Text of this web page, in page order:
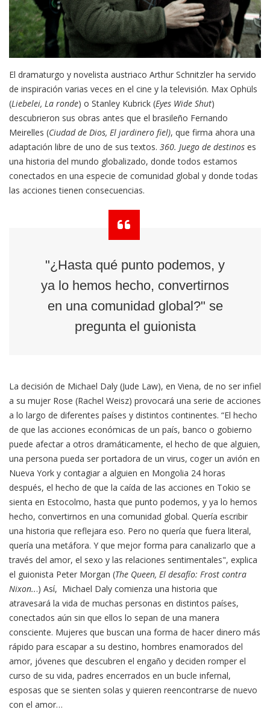
El dramaturgo y novelista austriaco Arthur Schnitzler ha servido
de inspiración varias veces en el cine y la televisión. Max Ophüls
(Liebelei, La ronde) o Stanley Kubrick (Eyes Wide Shut)
descubrieron sus obras antes que el brasileño Fernando
Meirelles (Ciudad de Dios, El jardinero fiel), que firma ahora una
adaptación libre de uno de sus textos. 360. Juego de destinos es
una historia del mundo globalizado, donde todos estamos
conectados en una especie de comunidad global y donde todas
las acciones tienen consecuencias.
"¿Hasta qué punto podemos, y
ya lo hemos hecho, convertirnos
en una comunidad global?" se
pregunta el guionista
La decisión de Michael Daly (Jude Law), en Viena, de no ser infiel
a su mujer Rose (Rachel Weisz) provocará una serie de acciones
a lo largo de diferentes países y distintos continentes. “El hecho
de que las acciones económicas de un país, banco o gobierno
puede afectar a otros dramáticamente, el hecho de que alguien,
una persona pueda ser portadora de un virus, coger un avión en
Nueva York y contagiar a alguien en Mongolia 24 horas
después, el hecho de que la caída de las acciones en Tokio se
sienta en Estocolmo, hasta que punto podemos, y ya lo hemos
hecho, convertirnos en una comunidad global. Quería escribir
una historia que reflejara eso. Pero no quería que fuera literal,
quería una metáfora. Y que mejor forma para canalizarlo que a
través del amor, el sexo y las relaciones sentimentales", explica
el guionista Peter Morgan (The Queen, El desafío: Frost contra
Nixon...) Así, Michael Daly comienza una historia que
atravesará la vida de muchas personas en distintos países,
conectados aún sin que ellos lo sepan de una manera
consciente. Mujeres que buscan una forma de hacer dinero más
rápido para escapar a su destino, hombres enamorados del
amor, jóvenes que descubren el engaño y deciden romper el
curso de su vida, padres encerrados en un bucle infernal,
esposas que se sienten solas y quieren reencontrarse de nuevo
con el amor…